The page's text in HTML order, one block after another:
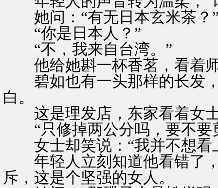
她问：“有无日本玄米茶？
“你是日本人？”
“不，我来自台湾。”
他给她斟一杯香茗，看着师
碧如也有一头那样的长发，
白。
这是理发店，东家看着女士
“只修掉两公分吗，要不要
女士却笑说：“我并不想看
年轻人立刻知道他看错了，
斥，这是个坚强的女人。